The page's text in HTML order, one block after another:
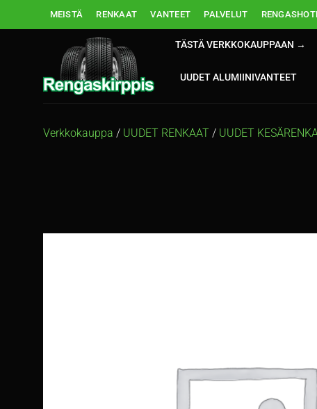
MEISTÄ RENKAAT VANTEET PALVELUT
TÄSTÄ VERKKOKAUPPAAN →
UUDET ALUMIINIVANTEET
Verkkokauppa / UUDET RENKAAT / UUDET